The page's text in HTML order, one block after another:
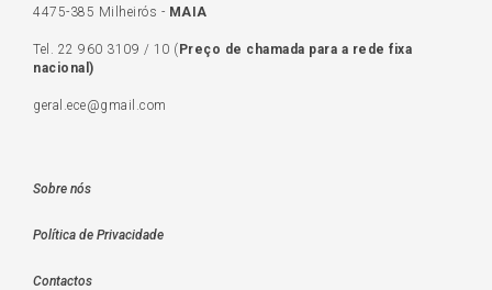
4475-385 Milheirós - MAIA
Tel. 22 960 3109 / 10 ( Preço de c hamada para a rede fixa
nacional)
geral.ece@gmail.com
Sobre nós
Política de Privacidade
Contactos